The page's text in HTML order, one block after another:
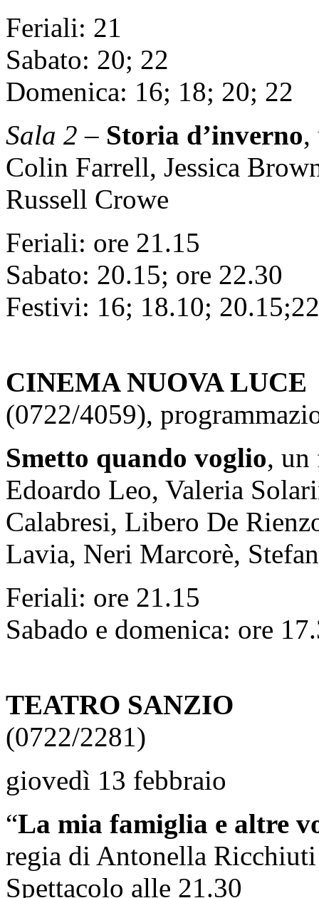
Feriali: 21
Sabato: 20; 22
Domenica: 16; 18; 20; 22
Sala 2 – Storia d’inverno,
Colin Farrell, Jessica
Russell Crowe
Feriali: ore 21.15
Sabato: 20.15; ore 22.30
Festivi: 16; 18.10;
CINEMA NUOVA LUCE
(0722/4059),
Smetto quando voglio,
Edoardo Leo, Valeria
Calabresi, Libero De
Lavia, Neri Marcorè,
Feriali: ore 21.15
Sabado e domenica: ore
TEATRO SANZIO
(0722/2281)
giovedì 13 febbraio
“La mia famiglia e altre
regia di Antonella Ricchiuti
Spettacolo alle 21.30